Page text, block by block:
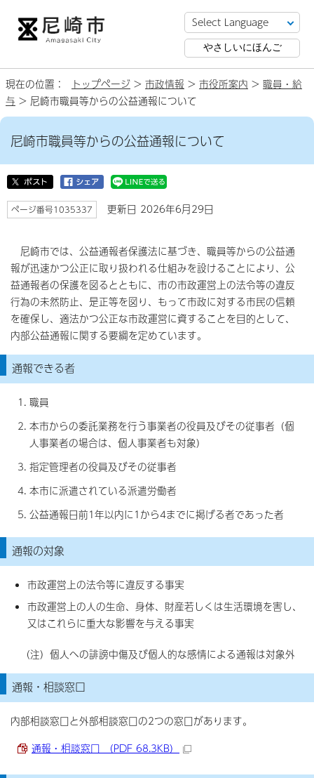
やさしいにほんご
現在の位置： トップページ > 市政情報 > 市役所案内 > 職員・給
与 > 尼崎市職員等からの公益通報について
尼崎市職員等からの公益通報について
ページ番号1035337 更新日 2026年6月29日
尼崎市では、公益通報者保護法に基づき、職員等からの公益通
報が迅速かつ公正に取り扱われる仕組みを設けることにより、公
益通報者の保護を図るとともに、市の市政運営上の法令等の違反
行為の未然防止、是正等を図り、もって市政に対する市民の信頼
を確保し、適法かつ公正な市政運営に資することを目的として、
内部公益通報に関する要綱を定めています。
通報できる者
職員
本市からの委託業務を行う事業者の役員及びその従事者（個
人事業者の場合は、個人事業者も対象）
指定管理者の役員及びその従事者
本市に派遣されている派遣労働者
公益通報日前1年以内に1から4までに掲げる者であった者
通報の対象
市政運営上の法令等に違反する事実
市政運営上の人の生命、身体、財産若しくは生活環境を害し、
又はこれらに重大な影響を与える事実
（注）個人への誹謗中傷及び個人的な感情による通報は対象外
通報・相談窓口
内部相談窓口と外部相談窓口の2つの窓口があります。
通報・相談窓口 （PDF 68.3KB）